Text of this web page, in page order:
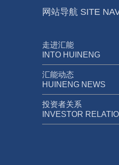
网站导航 SITE
走进汇能
INTO HUINENG
汇能动态
HUINENG NEWS
投资者关系
INVESTOR